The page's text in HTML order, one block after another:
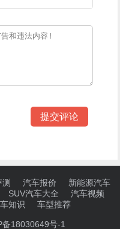
汽车报价
新能源汽车
SUV汽车大全
汽车视频
知识 车型推荐
备18030649号-1